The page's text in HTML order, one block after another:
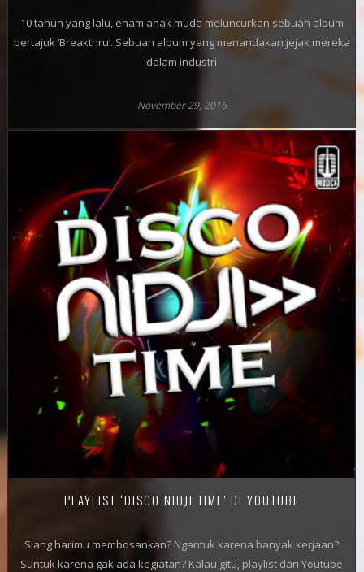
10 tahun yang lalu, enam anak muda meluncurkan sebuah album
bertajuk ‘Breakthru’. Sebuah album yang menandakan jejak mereka
dalam industri
November 29, 2016
PLAYLIST ‘DISCO NIDJI TIME’ DI YOUTUBE
Siang harimu membosankan? Ngantuk karena banyak kerjaan?
Suntuk karena gak ada kegiatan? Kalau gitu, playlist dari Youtube